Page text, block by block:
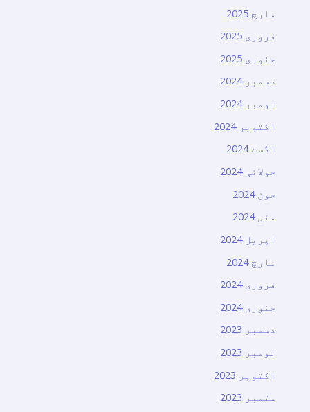
مارچ 2025
فروری 2025
جنوری 2025
دسمبر 2024
نومبر 2024
اکتوبر 2024
اگست 2024
جولائی 2024
جون 2024
مئی 2024
اپریل 2024
مارچ 2024
فروری 2024
جنوری 2024
دسمبر 2023
نومبر 2023
اکتوبر 2023
ستمبر 2023